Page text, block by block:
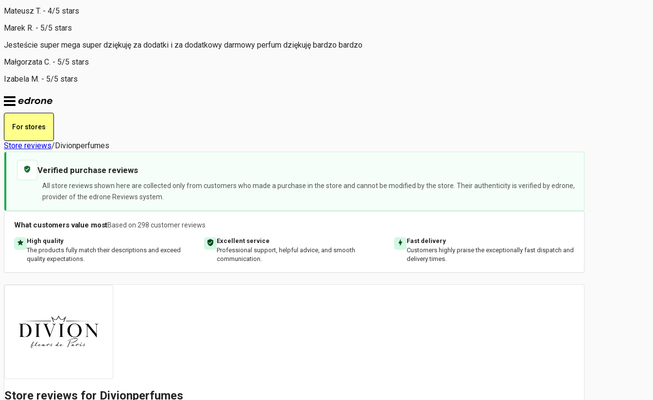
Mateusz T. - 4/5 stars
Marek R. - 5/5 stars
Jesteście super mega super dziękuję za dodatki i za dodatkowy darmowy perfum dziękuję bardzo bardzo
Małgorzata C. - 5/5 stars
Izabela M. - 5/5 stars
For stores
Store reviews/Divionperfumes
Verified purchase reviews
All store reviews shown here are collected only from customers who made a purchase in the store and cannot be modified by the store. Their authenticity is verified by edrone,
provider of the edrone Reviews system.
What customers value mostBased on 298 customer reviews
High quality
The products fully match their descriptions and exceed
quality expectations.
Excellent service
Professional support, helpful advice, and smooth
communication.
Fast delivery
Customers highly praise the exceptionally fast dispatch and
delivery times.
Store reviews for Divionperfumes